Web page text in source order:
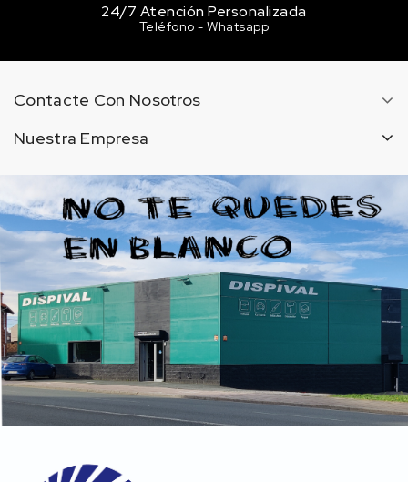
24/7 Atención Personalizada
Teléfono - Whatsapp
Contacte Con Nosotros
Nuestra Empresa